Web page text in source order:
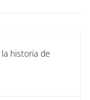
historia de